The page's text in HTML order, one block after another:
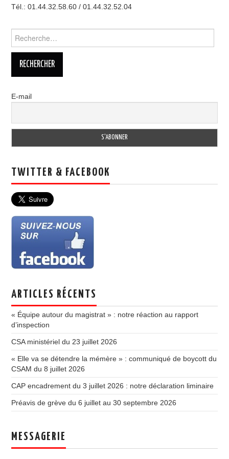
Tél.: 01.44.32.58.60 / 01.44.32.52.04
E-mail
TWITTER & FACEBOOK
ARTICLES RÉCENTS
« Équipe autour du magistrat » : notre réaction au rapport
d’inspection
CSA ministériel du 23 juillet 2026
« Elle va se détendre la mémère » : communiqué de boycott du
CSAM du 8 juillet 2026
CAP encadrement du 3 juillet 2026 : notre déclaration liminaire
Préavis de grève du 6 juillet au 30 septembre 2026
MESSAGERIE